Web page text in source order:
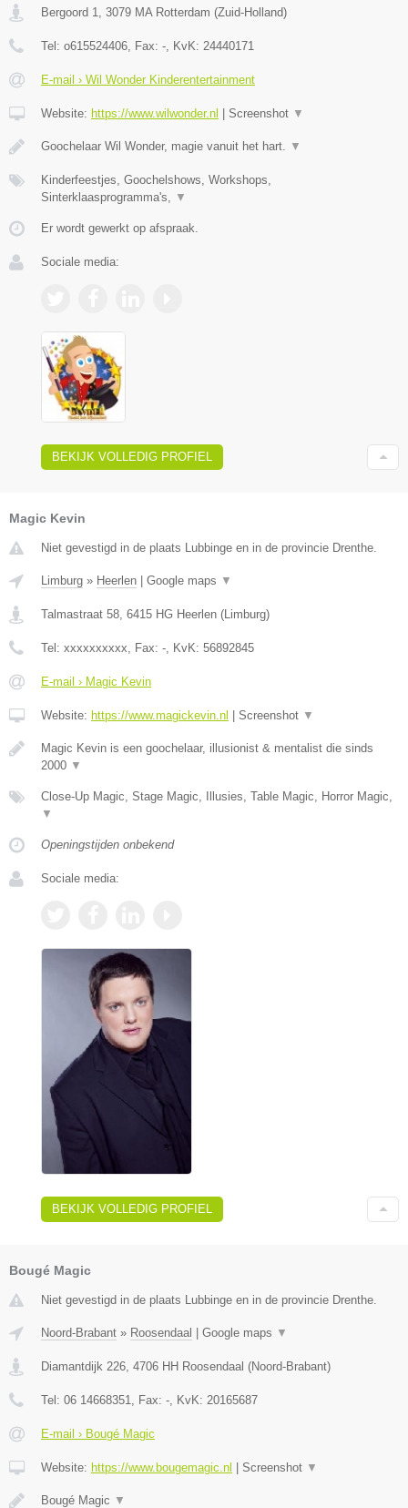
Bergoord 1 3079 MA Rotterdam (Zuid-Holland)
Tel: o615524406 , Fax: - , KvK: 24440171
E-mail › Wil Wonder Kinderentertainment
Website: https://www.wilwonder.nl | Screenshot ▼
Goochelaar Wil Wonder, magie vanuit het hart. ▼
Kinderfeestjes, Goochelshows, Workshops,
Sinterklaasprogramma's,
▼
Er wordt gewerkt op afspraak.
Sociale media:
BEKIJK VOLLEDIG PROFIEL
Magic Kevin
Niet gevestigd in de plaats Lubbinge en in de provincie Drenthe.
Limburg » Heerlen | Google maps ▼
Talmastraat 58 6415 HG Heerlen (Limburg)
Tel: xxxxxxxxxx , Fax: - , KvK: 56892845
E-mail › Magic Kevin
Website: https://www.magickevin.nl | Screenshot ▼
Magic Kevin is een goochelaar, illusionist & mentalist die sinds
2000 ▼
Close-Up Magic, Stage Magic, Illusies, Table Magic, Horror Magic,
▼
Openingstijden onbekend
Sociale media:
BEKIJK VOLLEDIG PROFIEL
Bougé Magic
Niet gevestigd in de plaats Lubbinge en in de provincie Drenthe.
Noord-Brabant » Roosendaal | Google maps ▼
Diamantdijk 226 4706 HH Roosendaal (Noord-Brabant)
Tel: 06 14668351 , Fax: - , KvK: 20165687
E-mail › Bougé Magic
Website: https://www.bougemagic.nl | Screenshot ▼
Bougé Magic ▼